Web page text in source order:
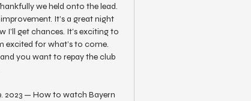
we held onto the lead.
It’s a great night
I’ll get chances. It’s exciting to
excited for what’s to come.
and you want to repay the club
2023 — How to watch Bayern